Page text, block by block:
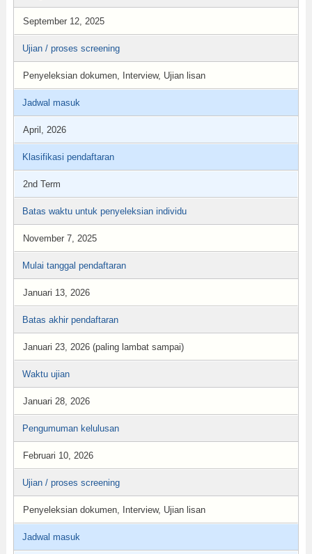
September 12, 2025
Ujian / proses screening
Penyeleksian dokumen, Interview, Ujian lisan
Jadwal masuk
April, 2026
Klasifikasi pendaftaran
2nd Term
Batas waktu untuk penyeleksian individu
November 7, 2025
Mulai tanggal pendaftaran
Januari 13, 2026
Batas akhir pendaftaran
Januari 23, 2026 (paling lambat sampai)
Waktu ujian
Januari 28, 2026
Pengumuman kelulusan
Februari 10, 2026
Ujian / proses screening
Penyeleksian dokumen, Interview, Ujian lisan
Jadwal masuk